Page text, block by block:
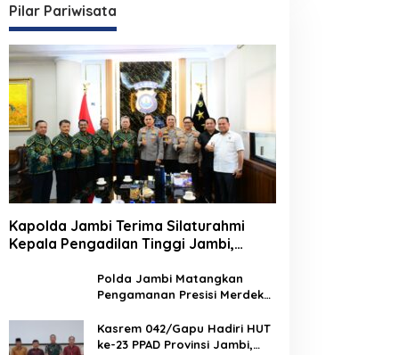
Pilar Pariwisata
Kapolda Jambi Terima Silaturahmi
Kepala Pengadilan Tinggi Jambi,
Penegak HukumPolda Jambi Matangkan
Pengamanan Presisi Merdeka
Floor Game
Kasrem 042/Gapu Hadiri HUT
ke-23 PPAD Provinsi Jambi,